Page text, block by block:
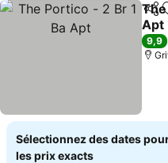
Apt
9,9
Sélectionnez des dates
les prix exacts